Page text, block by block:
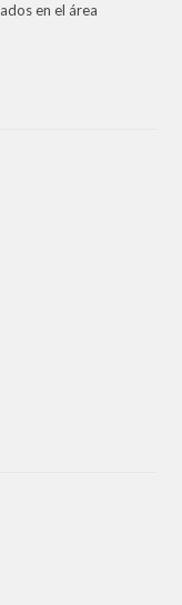
en el área